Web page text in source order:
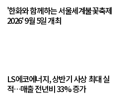
'한화와 함께하는 서울세계불꽃축제
2026' 9월 5일 개최
LS에코에너지, 상반기 사상 최대 실
적…매출 전년비 33% 증가